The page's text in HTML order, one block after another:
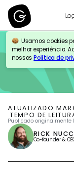
Usamos cookies
melhor experiência.
nossos Política de
BLOG
ATUALIZADO
TEMPO DE
Publicado originalmente
RICK
Co-founder &